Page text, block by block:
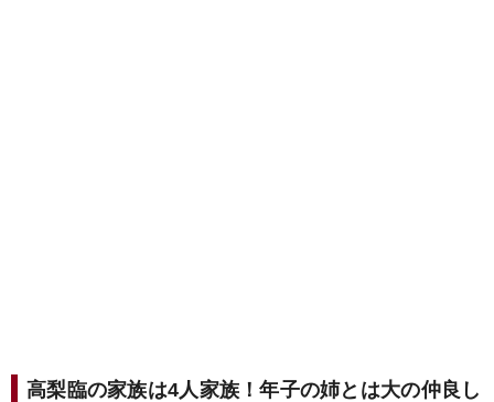
高梨臨の家族は4人家族！年子の姉とは大の仲良し